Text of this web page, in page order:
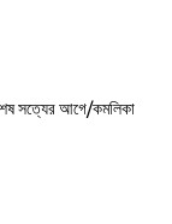
সত্যের আগে/কমলিকা